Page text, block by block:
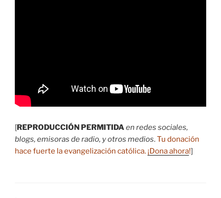
[REPRODUCCIÓN PERMITIDAen redes sociales,
blogs, emisoras de radio, y otros medios.Tu donación
hace fuerte la evangelización católica. ¡Dona ahora!]